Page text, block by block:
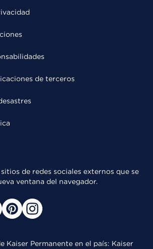
de terceros
de redes sociales externos que se
ventana del navegador.
Kaiser Permanente en el país: Kaiser